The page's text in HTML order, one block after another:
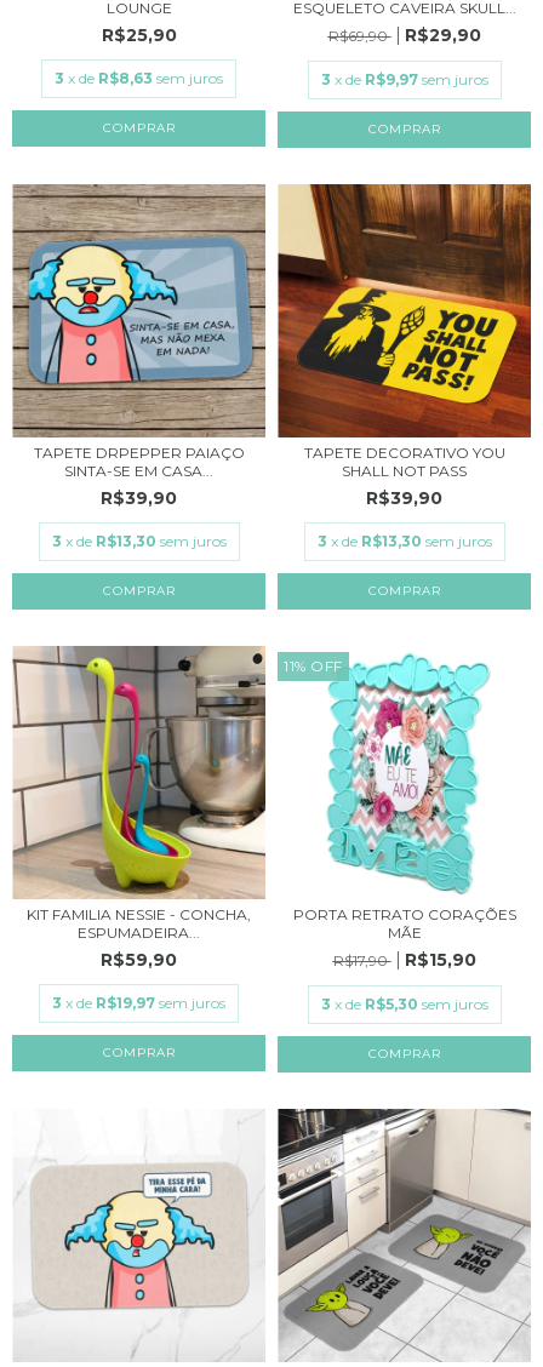
LOUNGE
R$25,90
3 x de R$8,63 sem juros
ESQUELETO CAVEIRA SKULL...
R$69,90
R$29,90
3 x de R$9,97 sem juros
COMPRAR
TAPETE DRPEPPER PAIAÇO
SINTA-SE EM CASA...
R$39,90
3 x de R$13,30 sem juros
TAPETE DECORATIVO YOU
SHALL NOT PASS
R$39,90
3 x de R$13,30 sem juros
KIT FAMILIA NESSIE - CONCHA,
ESPUMADEIRA...
R$59,90
3 x de R$19,97 sem juros
11% OFF
PORTA RETRATO CORAÇÕES
MÃE
R$17,90
R$15,90
3 x de R$5,30 sem juros
COMPRAR